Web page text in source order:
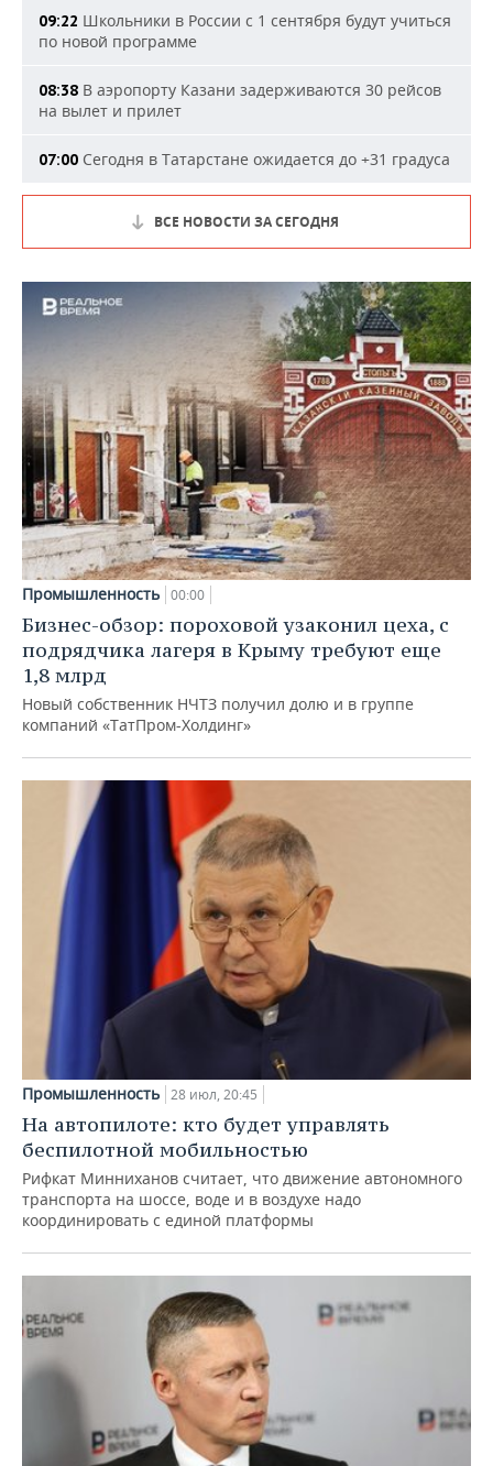
09:22 Школьники в России с 1 сентября будут учиться
по новой программе
08:38 В аэропорту Казани задерживаются 30 рейсов
на вылет и прилет
07:00 Сегодня в Татарстане ожидается до +31 градуса
ВСЕ НОВОСТИ ЗА СЕГОДНЯ
Промышленность 00:00
Бизнес-обзор: пороховой узаконил цеха, с
подрядчика лагеря в Крыму требуют еще
1,8 млрд
Новый собственник НЧТЗ получил долю и в группе
компаний «ТатПром-Холдинг»
Промышленность 28 июл, 20:45
На автопилоте: кто будет управлять
беспилотной мобильностью
Рифкат Минниханов считает, что движение автономного
транспорта на шоссе, воде и в воздухе надо
координировать с единой платформы